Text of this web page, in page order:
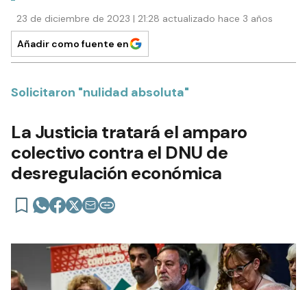
23 de diciembre de 2023 | 21:28 actualizado hace 3 años
Añadir como fuente en
Solicitaron "nulidad absoluta"
La Justicia tratará el amparo
colectivo contra el DNU de
desregulación económica